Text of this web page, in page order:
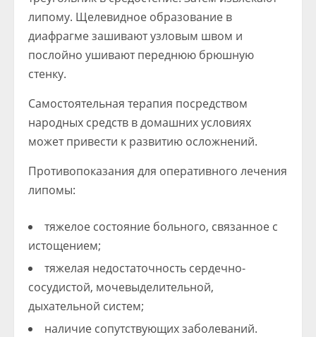
липому. Щелевидное образование в
диафрагме зашивают узловым швом и
послойно ушивают переднюю брюшную
стенку.
Самостоятельная терапия посредством
народных средств в домашних условиях
может привести к развитию осложнений.
Противопоказания для оперативного лечения
липомы:
тяжелое состояние больного, связанное с
истощением;
тяжелая недостаточность сердечно-
сосудистой, мочевыделительной,
дыхательной систем;
наличие сопутствующих заболеваний.